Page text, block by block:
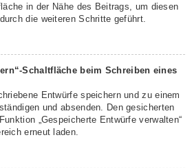
in der Nähe des Beitrags, um diesen
die weiteren Schritte geführt.
Schaltfläche beim Schreiben eines
Entwürfe speichern und zu einem
und absenden. Den gesicherten
„Gespeicherte Entwürfe verwalten“
erneut laden.